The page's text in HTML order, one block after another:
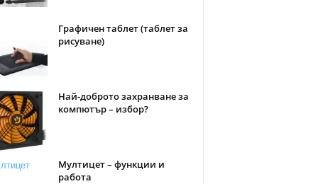
Графичен таблет (таблет за
рисуване)
Най-доброто захранване за
компютър – избор?
Мултицет – функции и
работа